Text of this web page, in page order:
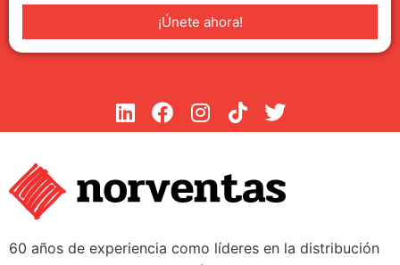
¡Únete ahora!
60 años de experiencia como líderes en la distribución